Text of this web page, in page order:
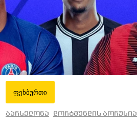
ფეხბურთი
ბარსელონა დორტმუნდის ბორუსია